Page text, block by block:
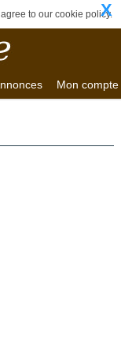
to our cookie policy.
X
Mon compte